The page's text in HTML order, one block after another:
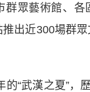
群眾藝術館、
推出近300場群
武漢之夏”，